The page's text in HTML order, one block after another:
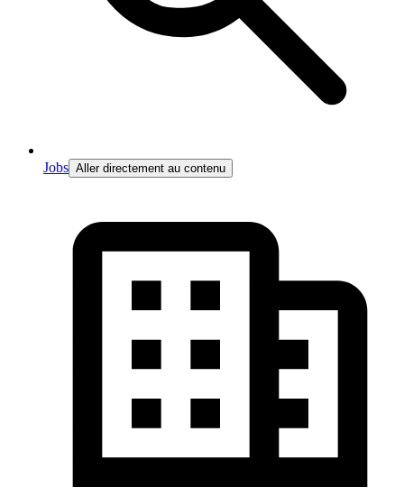
Jobs Aller directement au contenu